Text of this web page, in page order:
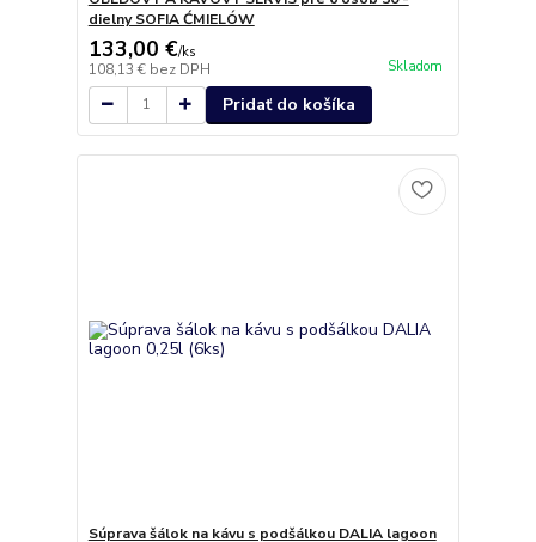
dielny SOFIA ĆMIELÓW
133,00 €/ks
108,13 € bez DPH Skladom
Pridať do košíka
Súprava šálok na kávu s podšálkou DALIA lagoon